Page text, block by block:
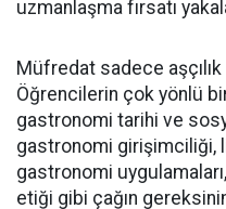
uzmanlaşma fırsatı
Müfredat sadece aşçılık
Öğrencilerin çok yönlü
gastronomi tarihi ve
gastronomi girişimciliği,
gastronomi
etiği gibi çağın